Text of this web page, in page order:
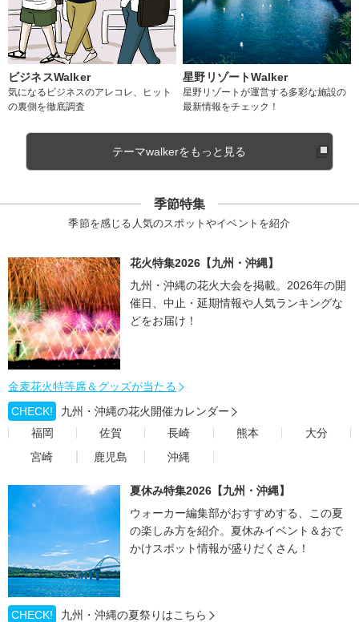
ビジネスWalker
気になるビジネスのアレコレ、ヒット
の裏側を徹底調査
星野リゾートWalker
星野リゾートが運営する多彩な施設の
最新情報をチェック！
テーマwalkerをもっと見る
季節特集
季節を感じる人気のスポットやイベントを紹介
花火特集2026【九州・沖縄】
九州・沖縄の花火大会を掲載。2026年の開
催日、中止・延期情報や人気ランキングな
どをお届け！
金麦花火特等席＆グッズが当たる
CHECK!
九州・沖縄の花火開催カレンダー
福岡
佐賀 長崎 熊本
大分
宮崎
鹿児島 沖縄
夏休み特集2026【九州・沖縄】
ウォーカー編集部がおすすめする、この夏
の楽しみ方を紹介。夏休みイベント＆おで
かけスポット情報が盛りだくさん！
CHECK!
九州・沖縄の夏祭りはこちら